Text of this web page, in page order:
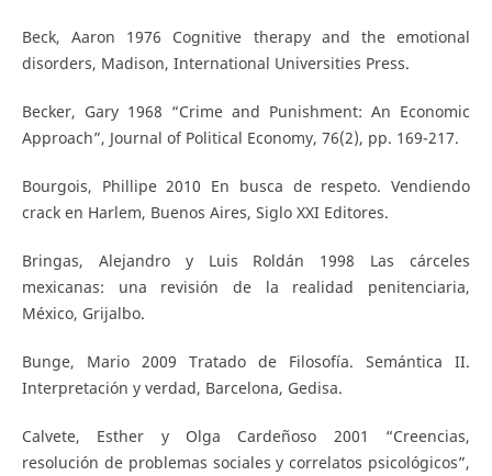
Beck, Aaron 1976 Cognitive therapy and the emotional
disorders, Madison, International Universities Press.
Becker, Gary 1968 “Crime and Punishment: An Economic
Approach”, Journal of Political Economy, 76(2), pp. 169-217.
Bourgois, Phillipe 2010 En busca de respeto. Vendiendo
crack en Harlem, Buenos Aires, Siglo XXI Editores.
Bringas, Alejandro y Luis Roldán 1998 Las cárceles
mexicanas: una revisión de la realidad penitenciaria,
México, Grijalbo.
Bunge, Mario 2009 Tratado de Filosofía. Semántica II.
Interpretación y verdad, Barcelona, Gedisa.
Calvete, Esther y Olga Cardeñoso 2001 “Creencias,
resolución de problemas sociales y correlatos psicológicos”,